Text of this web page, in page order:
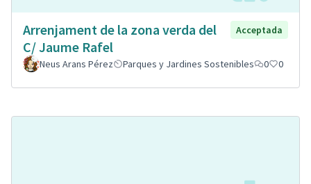
Arrenjament de la zona verda del
C/ Jaume Rafel
Acceptada
Neus Arans Pérez Parques y Jardines Sostenibles 0 0